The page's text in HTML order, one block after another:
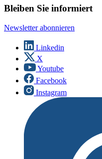
Bleiben Sie informiert
Newsletter abonnieren
Linkedin
X
Youtube
Facebook
Instagram